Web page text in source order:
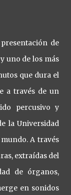
de
uno de los más
que dura el
a través de un
percusivo y
la Universidad
A través
extraídas del
de órganos,
en sonidos